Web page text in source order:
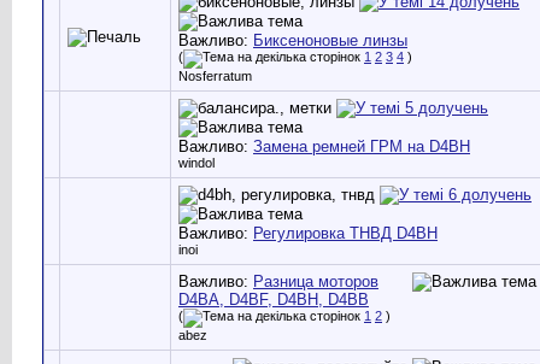
Важливо: Биксеноновые линзы
( 1 2 3 4 )
Nosferratum
Важливо: Замена ремней ГРМ на D4BH
windol
Важливо: Регулировка ТНВД D4BH
inoi
Важливо: Разница моторов
D4BA, D4BF, D4BH, D4BB
( 1 2 )
abez